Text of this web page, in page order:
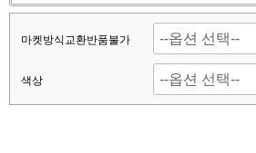
마켓방식교환반품불가
색상